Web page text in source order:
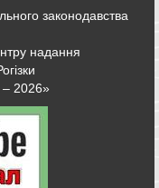
законодавства
надання
– 2026»